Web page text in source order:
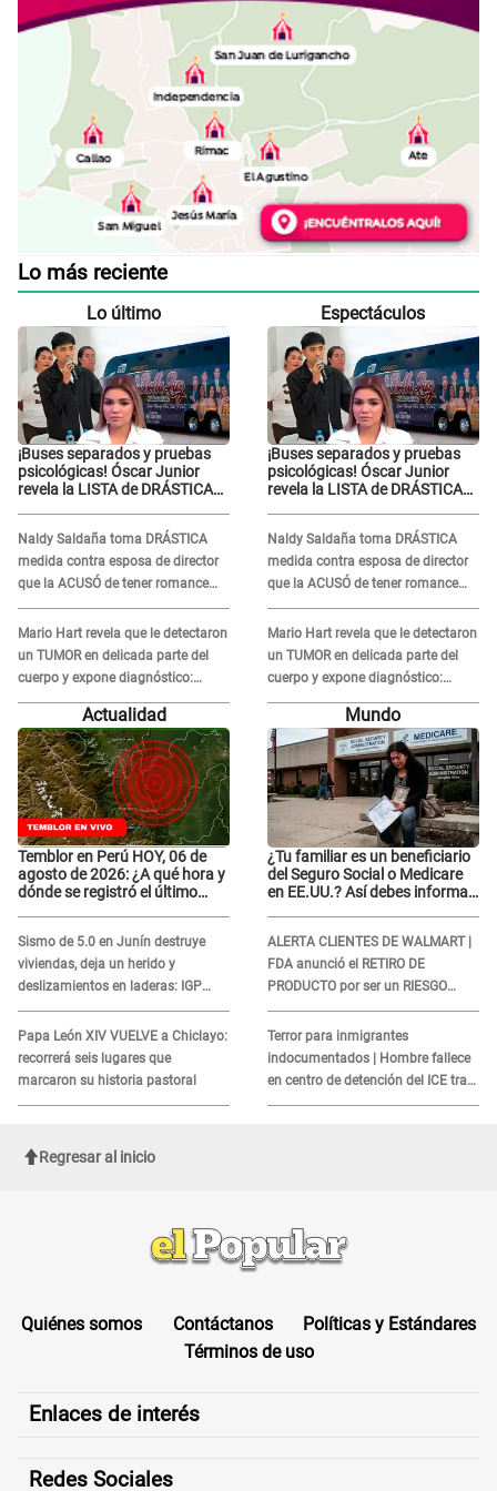
Lo más reciente
Lo último
¡Buses separados y pruebas
psicológicas! Óscar Junior
revela la LISTA de DRÁSTICAS
en 'La Bella Luz' tras caso
Naldy Saldaña
Naldy Saldaña toma DRÁSTICA
medida contra esposa de director
que la ACUSÓ de tener romance
con él: "Muy triste..."
Mario Hart revela que le detectaron
un TUMOR en delicada parte del
cuerpo y expone diagnóstico:
"Dolores muy fuertes..."
Espectáculos
¡Buses separados y pruebas
psicológicas! Óscar Junior
revela la LISTA de DRÁSTICAS
en 'La Bella Luz' tras caso
Naldy Saldaña
Naldy Saldaña toma DRÁSTICA
medida contra esposa de director
que la ACUSÓ de tener romance
con él: "Muy triste..."
Mario Hart revela que le detectaron
un TUMOR en delicada parte del
cuerpo y expone diagnóstico:
"Dolores muy fuertes..."
Actualidad
Temblor en Perú HOY, 06 de
agosto de 2026: ¿A qué hora y
dónde se registró el último
Sismo de 5.0 en Junín destruye
viviendas, deja un herido y
deslizamientos en laderas: IGP
alerta sobre posibles réplicas
Papa León XIV VUELVE a Chiclayo:
recorrerá seis lugares que
marcaron su historia pastoral
Mundo
¿Tu familiar es un beneficiario
del Seguro Social o Medicare
en EE.UU.? Así debes informar
ALERTA CLIENTES DE WALMART |
FDA anunció el RETIRO DE
PRODUCTO por ser un RIESGO
MORTAL para consumidores: ¿Cuál
es?
Terror para inmigrantes
indocumentados | Hombre fallece
en centro de detención del ICE tras
sufrir una "emergencia médica"
Regresar al inicio
Quiénes somos Contáctanos
Políticas y Estándares
Términos de uso
Enlaces de interés
Redes Sociales